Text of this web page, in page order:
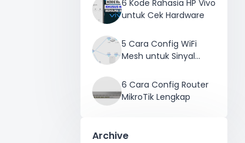
atau Email
6 Kode Rahasia HP Vivo
untuk Cek Hardware
5 Cara Config WiFi
Mesh untuk Sinyal
6 Cara Config Router
MikroTik Lengkap
Archive